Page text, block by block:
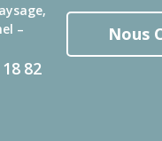
–
18 82
Nous